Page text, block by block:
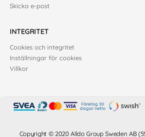
Skicka e-post
INTEGRITET
Cookies och integritet
Inställningar för cookies
Villkor
Copyright © 2020 Alldo Group Sweden AB